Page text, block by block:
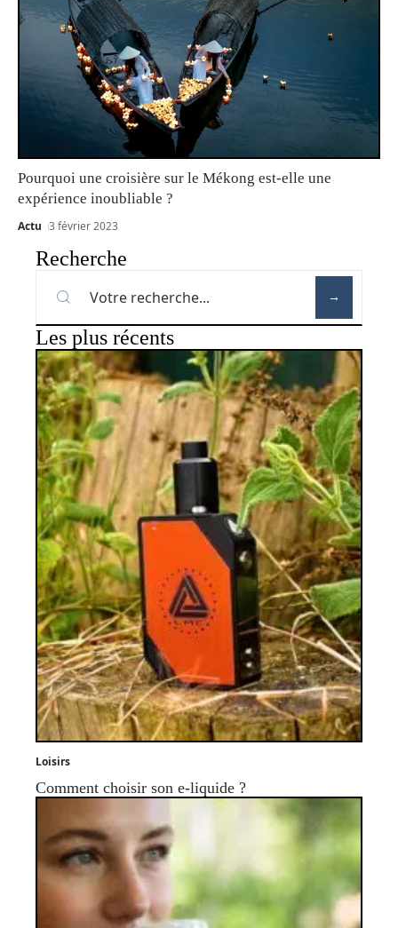
Pourquoi une croisière sur le Mékong est-elle une
expérience inoubliable ?
Actu 3 février 2023
Recherche
Les plus récents
Loisirs
Comment choisir son e-liquide ?